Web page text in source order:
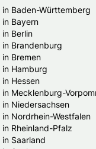
Baden-Württemberg
Bayern
Berlin
Brandenburg
Bremen
Hamburg
Hessen
Mecklenburg-
Niedersachsen
Nordrhein-Westfalen
Rheinland-Pfalz
Saarland